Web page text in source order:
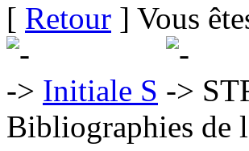
[ Retour ] Vous
Initiale S
Bibliographies de